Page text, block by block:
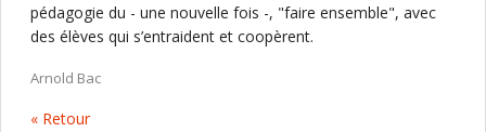
pédagogie du - une nouvelle fois -, "faire ensemble", avec
des élèves qui s’entraident et coopèrent.
Arnold Bac
« Retour